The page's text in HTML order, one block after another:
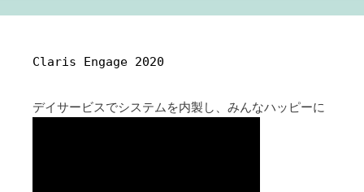
Claris Engage 2020
デイサービスでシステムを内製し、みんなハッピーに